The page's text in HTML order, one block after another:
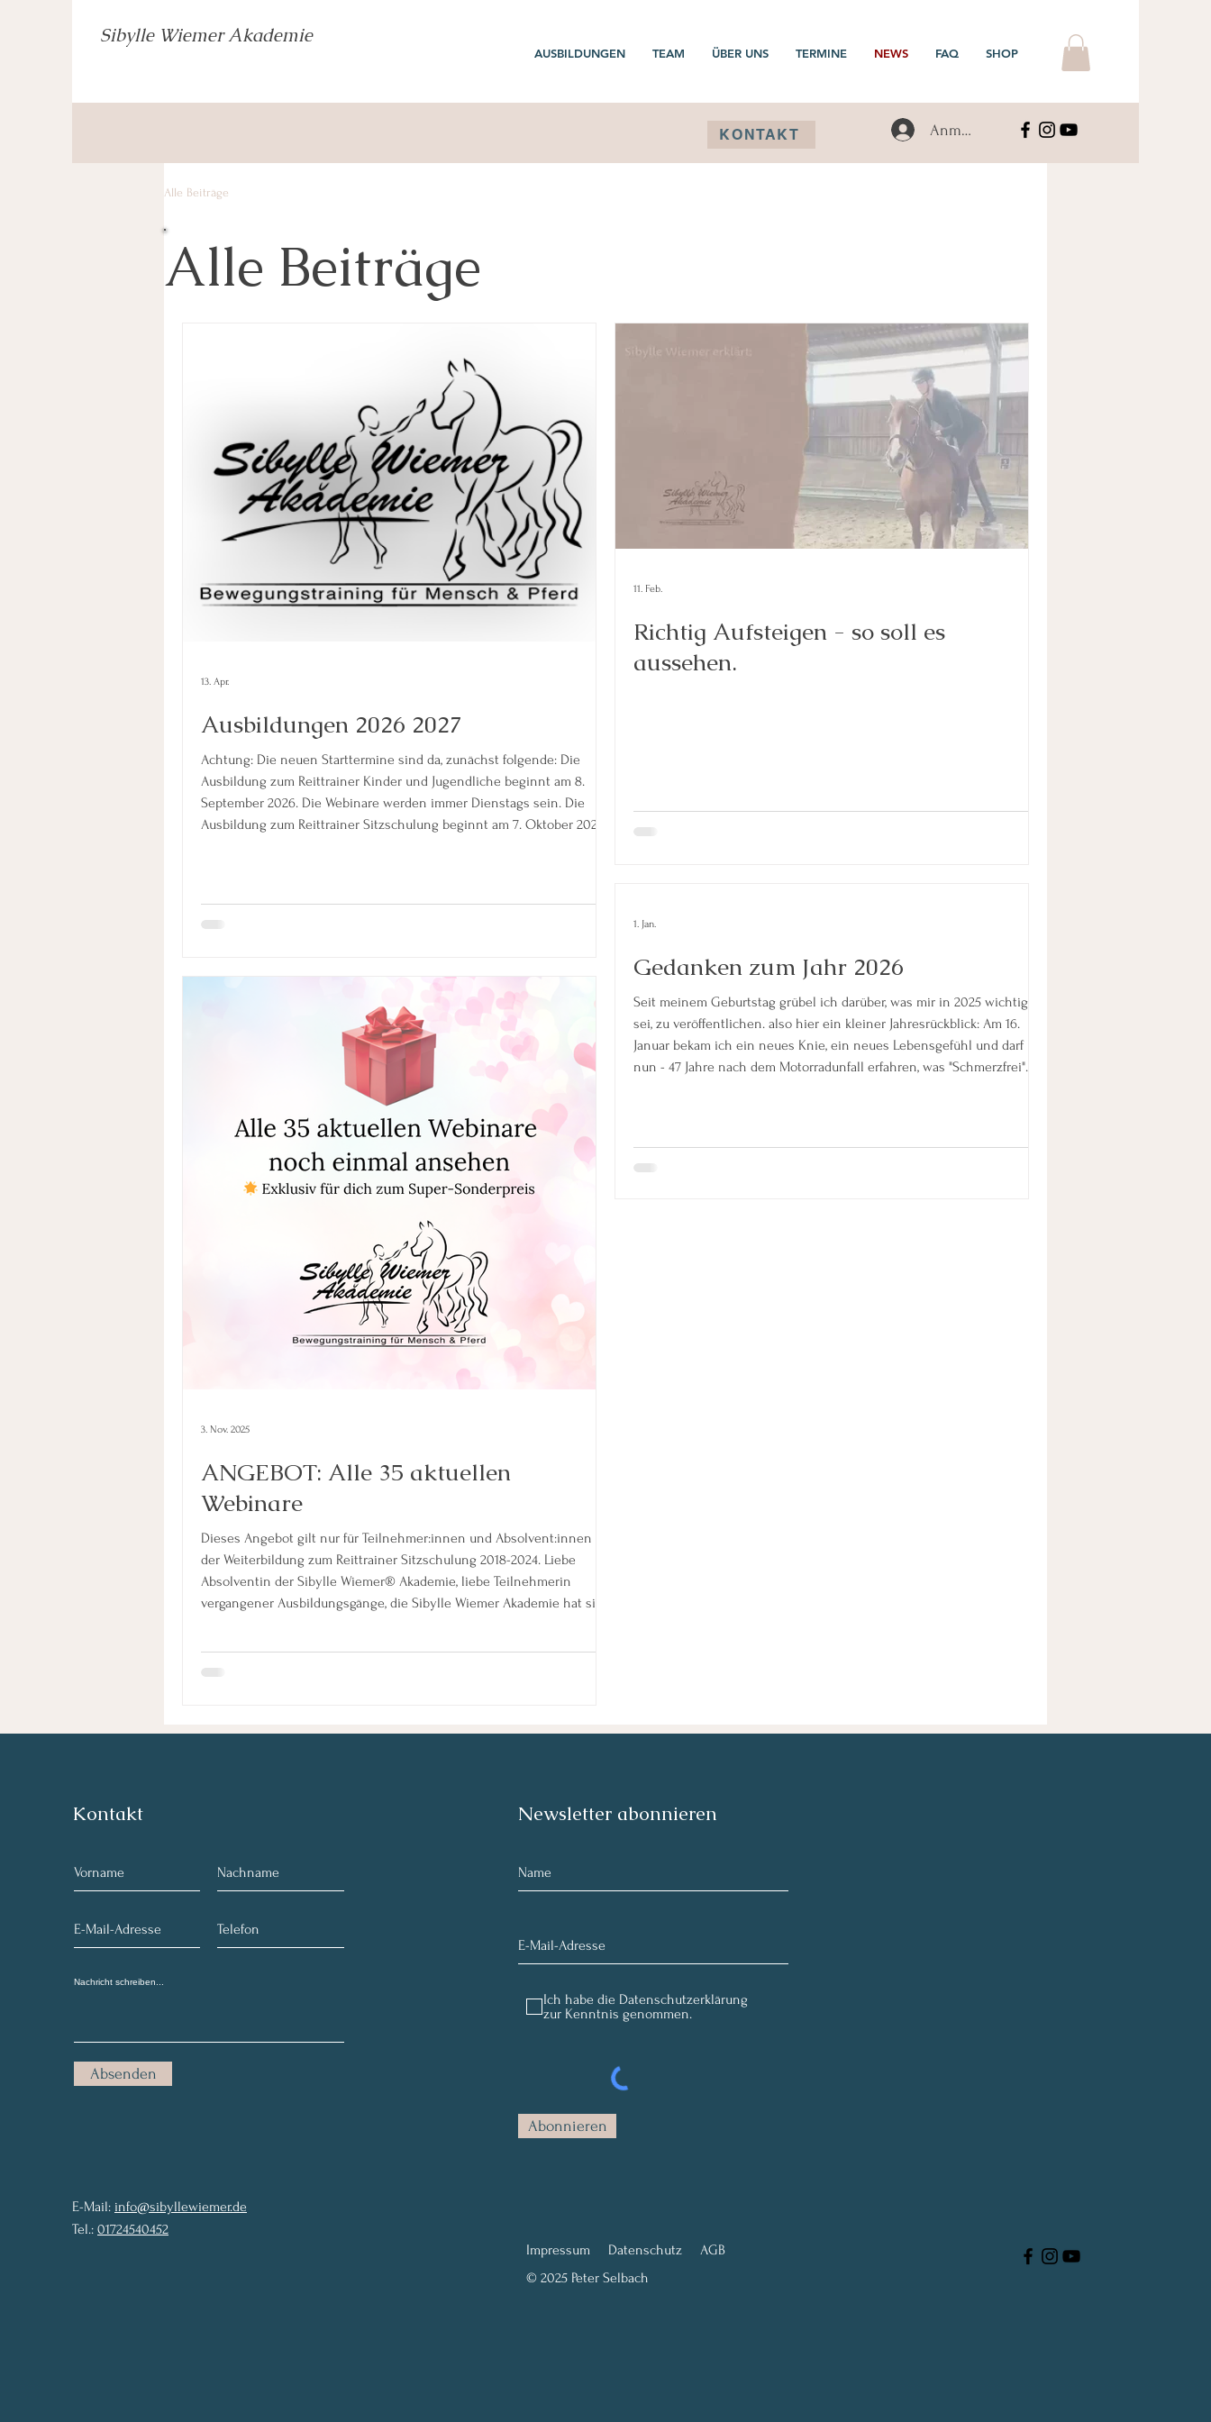
Sibylle Wiemer Akademie
AUSBILDUNGEN TEAM ÜBER UNS TERMINE NEWS FAQ SHOP
KONTAKT Anmelden
Alle Beiträge
Alle Beiträge
Ausbildungen 2026 2027
Achtung: Die neuen Starttermine sind da, zunächst folgende: Die
Ausbildung zum Reittrainer Kinder und Jugendliche beginnt am 8.
September 2026. Die Webinare werden immer Dienstags sein. Die
Ausbildung zum Reittrainer Sitzschulung beginnt am 7. Oktober 2026.
13. Apr.
Richtig Aufsteigen - so soll es
aussehen.
11. Feb.
Gedanken zum Jahr 2026
Seit meinem Geburtstag grübel ich darüber, was mir in 2025 wichtig
sei, zu veröffentlichen. also hier ein kleiner Jahresrückblick: Am 16.
Januar bekam ich ein neues Knie, ein neues Lebensgefühl und darf
nun - 47 Jahre nach dem Motorradunfall erfahren, was "Schmerzfrei"
1. Jan.
ANGEBOT: Alle 35 aktuellen
Webinare
Dieses Angebot gilt nur für Teilnehmer:innen und Absolvent:innen
der Weiterbildung zum Reittrainer Sitzschulung 2018-2024. Liebe
Absolventin der Sibylle Wiemer® Akademie, liebe Teilnehmerin
vergangener Ausbildungsgänge, die Sibylle Wiemer Akademie hat sich
Reittrainer Sitzschulung 35 Webinare voller Anatomie, Praxisnähe,
3. Nov. 2025
Kontakt
Absenden
E-Mail: info@sibyllewiemer.de
Tel.: 01724540452
Newsletter abonnieren
Ich habe die Datenschutzerklärung
zur Kenntnis genommen.
Abonnieren
Impressum Datenschutz
AGB
© 2025 Peter Selbach